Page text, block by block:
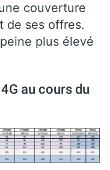
couverture
de ses offres.
plus élevé
au cours du